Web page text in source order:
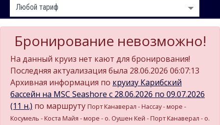
Бронирование невозможно!
На данный круиз нет кают для бронирования!
Последняя актуализация была 28.06.2026 06:07:13
Архивная информация по круизу Карибский
бассейн на MSC Seashore c 28.06.2026 по 09.07.2026
(11 н.) по маршруту Порт Канаверал - Нассау - море -
Косумель - Коста Майя - море - о. Оушен Кей - Порт Канаверал - о.